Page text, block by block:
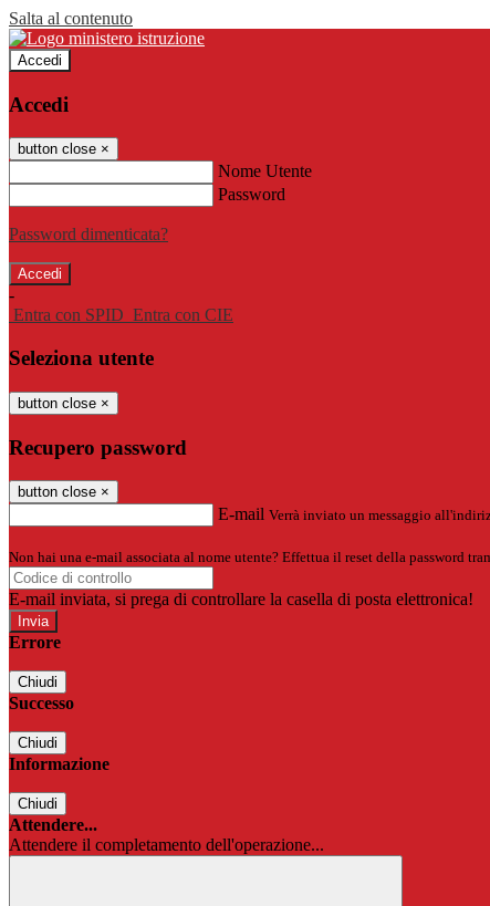
Salta al contenuto
Accedi
Accedi
button close ×
Nome Utente
Password
Password dimenticata?
-
Entra con SPID Entra con CIE
Seleziona utente
button close ×
Recupero password
button close ×
E-mail Verrà inviato un messaggio
Non hai una e-mail associata al nome utente? Effettua il reset della password
E-mail inviata, si prega di controllare la casella di posta elettronica!
Errore
Chiudi
Successo
Chiudi
Informazione
Chiudi
Attendere...
Attendere il completamento dell'operazione...